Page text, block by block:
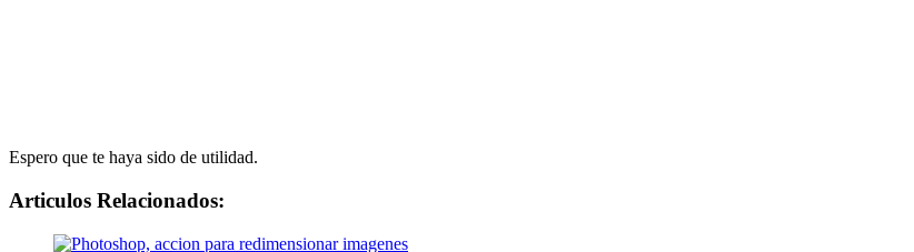
Espero que te haya sido de utilidad.
Articulos Relacionados: